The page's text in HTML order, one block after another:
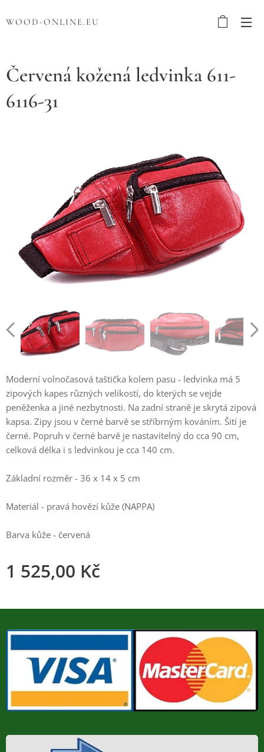
WOOD-ONLINE.EU
Červená kožená ledvinka 611-
6116-31
Moderní volnočasová taštička kolem pasu - ledvinka má 5
zipových kapes různých velikostí, do kterých se vejde
peněženka a jiné nezbytnosti. Na zadní straně je skrytá zipová
kapsa. Zipy jsou v černé barvě se stříbrným kováním. Šití je
černé. Popruh v černé barvě je nastavitelný do cca 90 cm,
celková délka i s ledvinkou je cca 140 cm.
Základní rozměr - 36 x 14 x 5 cm
Materiál - pravá hovězí kůže (NAPPA)
Barva kůže - červená
1 525,00 Kč